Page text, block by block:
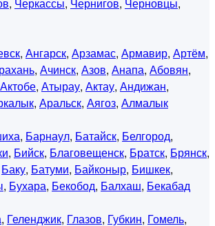
, Ангарск, Арзамас, Армавир, Артём,
, Ачинск, Азов, Анапа, Абовян,
Актобе, Атырау, Актау, Андижан,
, Аральск, Аягоз, Алмалык
, Барнаул, Батайск, Белгород,
, Бийск, Благовещенск, Братск, Брянск,
Баку, Батуми, Байконыр, Бишкек,
, Бухара, Бекобод, Балхаш, Бекабад
, Геленджик, Глазов, Губкин, Гомель,